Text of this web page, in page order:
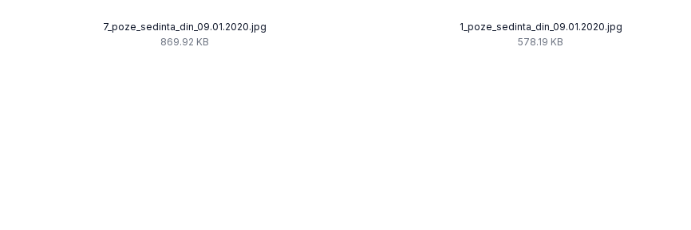
7_poze_sedinta_din_09.01.2020.jpg
869.92 KB
1_poze_sedinta_din_09.01.2020.jpg
578.19 KB